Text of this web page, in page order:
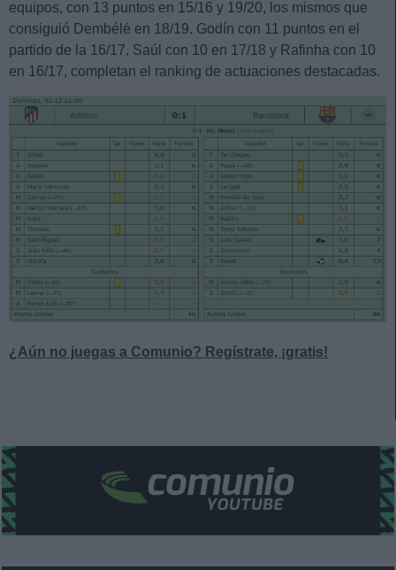
equipos, con 13 puntos en 15/16 y 19/20, los mismos que
consiguió Dembélé en 18/19. Godín con 11 puntos en el
partido de la 16/17, Saúl con 10 en 17/18 y Rafinha con 10
en 16/17, completan el ranking de actuaciones destacadas.
¿Aún no juegas a Comunio? Regístrate, ¡gratis!